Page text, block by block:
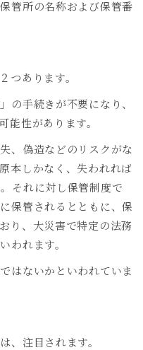
管所の名称および保管番
つあります。
の手続きが不要になり、
能性があります。
、偽造などのリスクがな
本しかなく、失われれば
それに対し保管制度で
保管されるとともに、保
り、大災害で特定の法務
われます。
はないかといわれていま
、注目されます。